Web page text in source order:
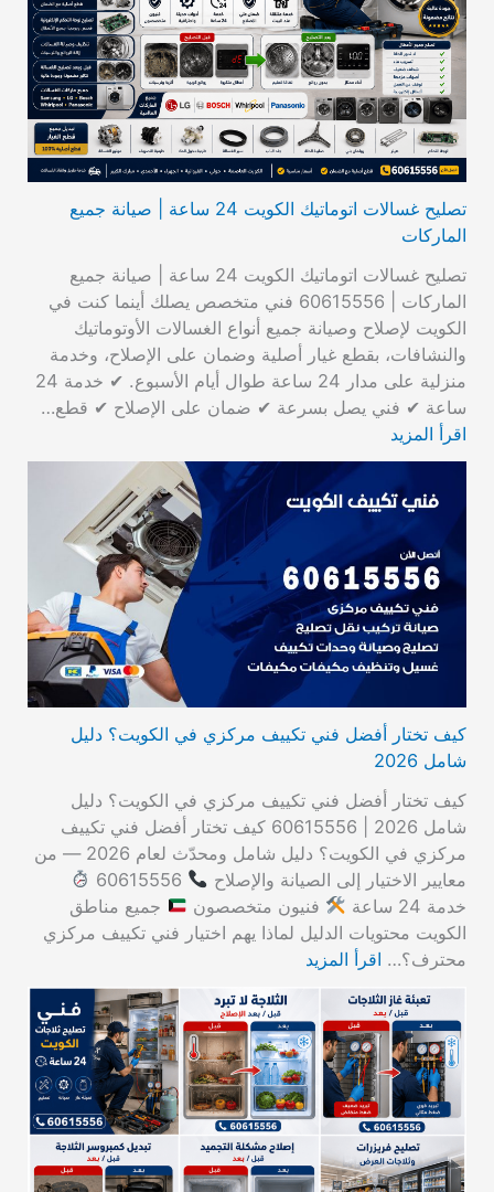
تصليح غسالات اتوماتيك الكويت 24 ساعة | صيانة جميع
الماركات
تصليح غسالات اتوماتيك الكويت 24 ساعة | صيانة جميع
الماركات | 60615556 فني متخصص يصلك أينما كنت في
الكويت لإصلاح وصيانة جميع أنواع الغسالات الأوتوماتيك
والنشافات، بقطع غيار أصلية وضمان على الإصلاح، وخدمة
منزلية على مدار 24 ساعة طوال أيام الأسبوع. ✔ خدمة 24
ساعة ✔ فني يصل بسرعة ✔ ضمان على الإصلاح ✔ قطع…
اقرأ المزيد
كيف تختار أفضل فني تكييف مركزي في الكويت؟ دليل
شامل 2026
كيف تختار أفضل فني تكييف مركزي في الكويت؟ دليل
شامل 2026 | 60615556 كيف تختار أفضل فني تكييف
مركزي في الكويت؟ دليل شامل ومحدّث لعام 2026 — من
معايير الاختيار إلى الصيانة والإصلاح
خدمة 24 ساعة
فنيون متخصصون
جميع مناطق
الكويت محتويات الدليل لماذا يهم اختيار فني تكييف مركزي
محترف؟… اقرأ المزيد